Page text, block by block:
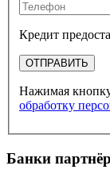
Кредит
ОТПРАВИТЬ
Нажимая
обработку
Банки